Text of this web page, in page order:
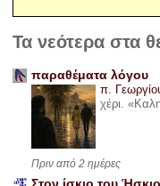
Τα νεότερα στα
παραθέματα λόγου
π.
χέρι.
Πριν από 2 ημέρες